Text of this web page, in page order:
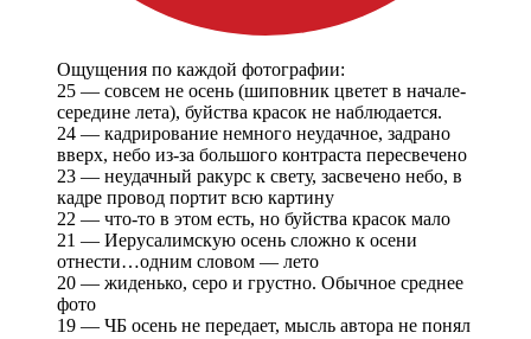
Ощущения по каждой фотографии:
25 — совсем не осень (шиповник цветет в начале-
середине лета), буйства красок не наблюдается.
24 — кадрирование немного неудачное, задрано
вверх, небо из-за большого контраста пересвечено
23 — неудачный ракурс к свету, засвечено небо, в
кадре провод портит всю картину
22 — что-то в этом есть, но буйства красок мало
21 — Иерусалимскую осень сложно к осени
отнести…одним словом — лето
20 — жиденько, серо и грустно. Обычное среднее
фото
19 — ЧБ осень не передает, мысль автора не понял